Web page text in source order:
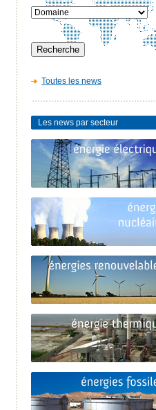
Toutes les news
Les news par secteur